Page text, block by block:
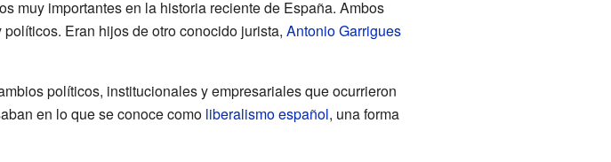
muy importantes en la historia reciente de España. Ambos
Eran hijos de otro conocido jurista, Antonio Garrigues
políticos, institucionales y empresariales que ocurrieron
en lo que se conoce como liberalismo español, una forma